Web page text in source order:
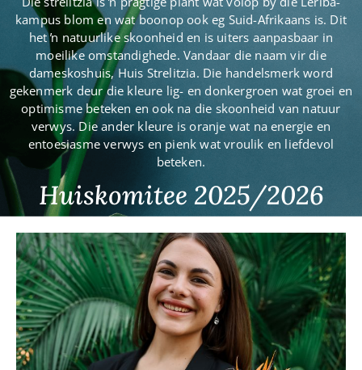
kampus blom en wat boonop ook eg Suid-Afrikaans is. Dit
het ŉ natuurlike skoonheid en is uiters aanpasbaar in
moeilike omstandighede. Vandaar die naam vir die
dameskoshuis, Huis Strelitzia. Die handelsmerk word
gekenmerk deur die kleure lig- en donkergroen wat groei en
optimisme beteken en ook na die skoonheid van natuur
verwys. Die ander kleure is oranje wat na energie en
entoesiasme verwys en pienk wat vroulik en liefdevol
beteken.
Huiskomitee 2025/2026